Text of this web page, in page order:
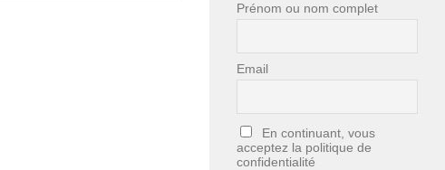
Prénom ou nom complet
Email
En continuant, vous
acceptez la politique de
confidentialité